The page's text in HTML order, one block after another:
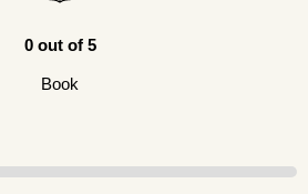
0 out of 5
Book